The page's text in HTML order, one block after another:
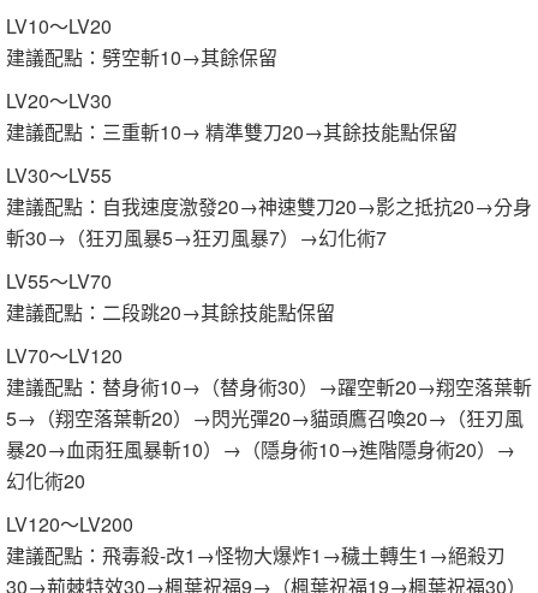
LV10～LV20
建議配點：劈空斬10→其餘保留
LV20～LV30
建議配點：三重斬10→ 精準雙刀20→其餘技能點保留
LV30～LV55
建議配點：自我速度激發20→神速雙刀20→影之抵抗20→分身
斬30→（狂刃風暴5→狂刃風暴7）→幻化術7
LV55～LV70
建議配點：二段跳20→其餘技能點保留
LV70～LV120
建議配點：替身術10→（替身術30）→躍空斬20→翔空落葉斬
5→（翔空落葉斬20）→閃光彈20→貓頭鷹召喚20→（狂刃風
暴20→血雨狂風暴斬10）→（隱身術10→進階隱身術20）→
幻化術20
LV120～LV200
建議配點：飛毒殺-改1→怪物大爆炸1→穢土轉生1→絕殺刃
30→荊棘特效30→楓葉祝福9→（楓葉祝福19→楓葉祝福30）